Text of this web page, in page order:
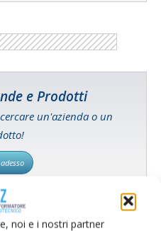
noi e i nostri partner
e Prodotti
un'azienda o un